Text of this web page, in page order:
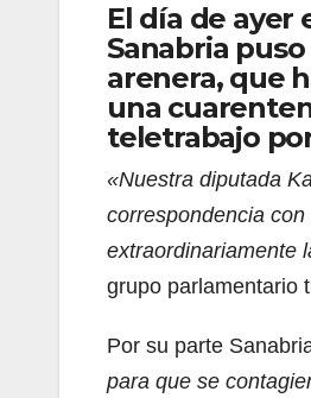
El día de ayer
Sanabria
arenera, que
una
teletrabajo
«Nuestra diputada
correspondencia
extraordinariamente
grupo parlamentario
Por su parte
para que se